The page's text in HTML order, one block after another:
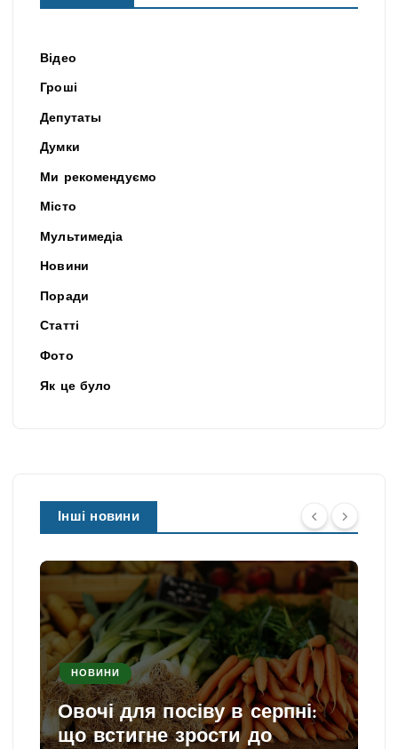
Відео
Гроші
Депутаты
Думки
Ми рекомендуємо
Місто
Мультимедіа
Новини
Поради
Статті
Фото
Як це було
Інші новини
НОВИНИ
Овочі для посіву в серпні:
що встигне зрости до